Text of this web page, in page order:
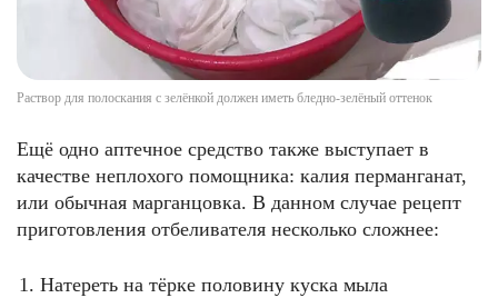
Раствор для полоскания с зелёнкой должен иметь бледно-зелёный оттенок
Ещё одно аптечное средство также выступает в
качестве неплохого помощника: калия перманганат,
или обычная марганцовка. В данном случае рецепт
приготовления отбеливателя несколько сложнее:
Натереть на тёрке половину куска мыла